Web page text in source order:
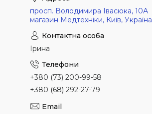
просп. Володимира Івасюка, 10А
магазин Медтехніки, Київ, Україна
Ірина
+380 (73) 200-99-58
+380 (68) 292-27-79